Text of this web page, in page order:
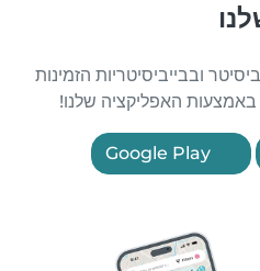
ובבייביסיטריות הזמינות
האפליקציה שלנו!